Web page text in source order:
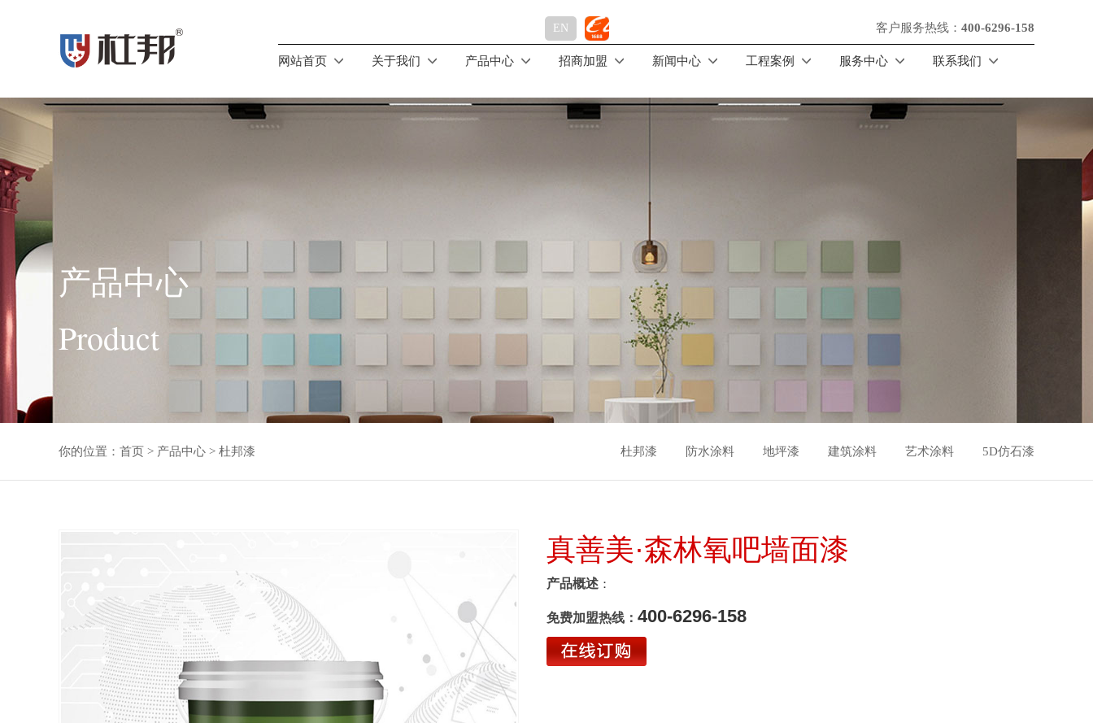
EN 客户服务热线： 400-6296-158
网站首页 关于我们 产品中心 招商加盟 新闻中心 工程案例 服务中心 联系我们
产品中心
Product
杜邦漆 防水涂料 地坪漆 建筑涂料 艺术涂料 5D仿石漆
你的位置： 首页 > 产品中心 > 杜邦漆
真善美·森林氧吧墙面漆
产品概述 ：
免费加盟热线： 400-6296-158